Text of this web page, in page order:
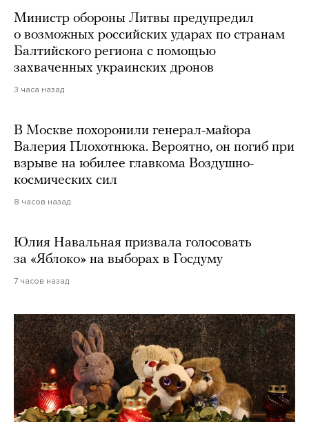
Министр обороны Литвы предупредил
о возможных российских ударах по странам
Балтийского региона с помощью
захваченных украинских дронов
3 часа назад
В Москве похоронили генерал-майора
Валерия Плохотнюка. Вероятно, он погиб при
взрыве на юбилее главкома Воздушно-
космических сил
8 часов назад
Юлия Навальная призвала голосовать
за «Яблоко» на выборах в Госдуму
7 часов назад